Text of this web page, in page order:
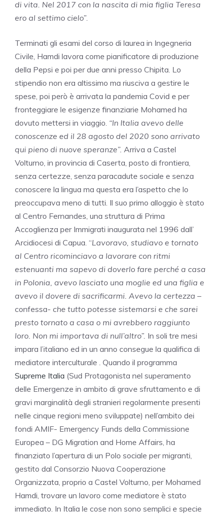
di vita. Nel 2017 con la nascita di mia figlia Teresa
ero al settimo cielo”.
Terminati gli esami del corso di laurea in Ingegneria
Civile, Hamdi lavora come pianificatore di produzione
della Pepsi e poi per due anni presso Chipita. Lo
stipendio non era altissimo ma riusciva a gestire le
spese, poi però è arrivata la pandemia Covid e per
fronteggiare le esigenze finanziarie Mohamed ha
dovuto mettersi in viaggio. “In Italia avevo delle
conoscenze ed il 28 agosto del 2020 sono arrivato
qui pieno di nuove speranze”. Arriva a Castel
Volturno, in provincia di Caserta, posto di frontiera,
senza certezze, senza paracadute sociale e senza
conoscere la lingua ma questa era l’aspetto che lo
preoccupava meno di tutti. Il suo primo alloggio è stato
al Centro Fernandes, una struttura di Prima
Accoglienza per Immigrati inaugurata nel 1996 dall’
Arcidiocesi di Capua. “Lavoravo, studiavo e tornato
al Centro ricominciavo a lavorare con ritmi
estenuanti ma sapevo di doverlo fare perché a casa
in Polonia, avevo lasciato una moglie ed una figlia e
avevo il dovere di sacrificarmi. Avevo la certezza –
confessa- che tutto potesse sistemarsi e che sarei
presto tornato a casa o mi avrebbero raggiunto
loro. Non mi importava di null’altro”. In soli tre mesi
impara l’italiano ed in un anno consegue la qualifica di
mediatore interculturale . Quando il programma
Supreme Italia (Sud Protagonista nel superamento
delle Emergenze in ambito di grave sfruttamento e di
gravi marginalità degli stranieri regolarmente presenti
nelle cinque regioni meno sviluppate) nell’ambito dei
fondi AMIF- Emergency Funds della Commissione
Europea – DG Migration and Home Affairs, ha
finanziato l’apertura di un Polo sociale per migranti,
gestito dal Consorzio Nuova Cooperazione
Organizzata, proprio a Castel Volturno, per Mohamed
Hamdi, trovare un lavoro come mediatore è stato
immediato. In Italia le cose non sono semplici e specie